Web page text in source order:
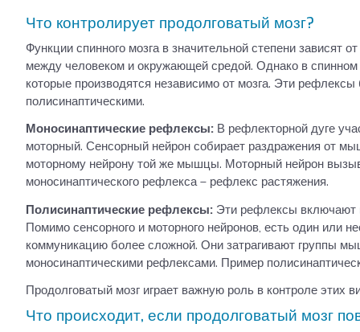
Что контролирует продолговатый мозг?
Функции спинного мозга в значительной степени зависят
между человеком и окружающей средой. Однако в
которые производятся независимо от мозга. Эти
полисинаптическими.
Моносинаптические рефлексы: В рефлекторной дуге
моторный. Сенсорный нейрон собирает раздражения от
моторному нейрону той же мышцы. Моторный нейрон
моносинаптического рефлекса – рефлекс растяжения.
Полисинаптические рефлексы: Эти рефлексы включают
Помимо сенсорного и моторного нейронов, есть один или
коммуникацию более сложной. Они затрагивают группы
моносинаптическими рефлексами. Пример
Продолговатый мозг играет важную роль в контроле этих
Что происходит, если продолговатый мозг